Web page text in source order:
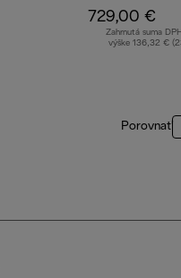
729,00 €
Zahrnutá suma
výške 136,32 €
Porovnať